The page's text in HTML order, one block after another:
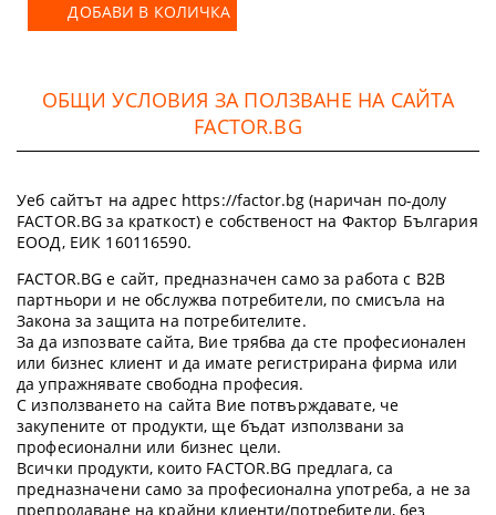
ДОБАВИ В КОЛИЧКА
ОБЩИ УСЛОВИЯ ЗА ПОЛЗВАНЕ НА САЙТА
FACTOR.BG
Уеб сайтът на адрес https://factor.bg (наричан по-долу
FACTOR.BG за краткост) е собственост на Фактор България
ЕООД, ЕИК 160116590.
FACTOR.BG е сайт, предназначен само за работа с B2B
партньори и не обслужва потребители, по смисъла на
Закона за защита на потребителите.
За да изпозвате сайта, Вие трябва да сте професионален
или бизнес клиент и да имате регистрирана фирма или
да упражнявате свободна професия.
С използването на сайта Вие потвърждавате, че
закупените от продукти, ще бъдат използвани за
професионални или бизнес цели.
Всички продукти, които FACTOR.BG предлага, са
предназначени само за професионална употреба, а не за
препродаване на крайни клиенти/потребители, без